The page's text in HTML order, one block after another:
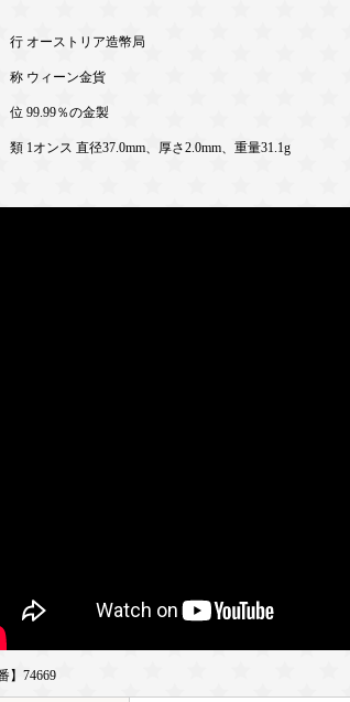
オーストリア造幣局
ウィーン金貨
99.99％の金製
1オンス 直径37.0mm、厚さ2.0mm、重量31.1g
】74669